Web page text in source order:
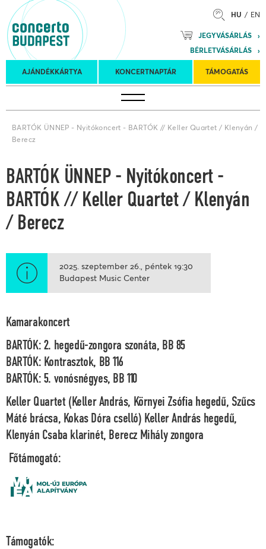
HU EN
JEGYVÁSÁRLÁS
BÉRLETVÁSÁRLÁS
AJÁNDÉKKÁRTYA KONCERTNAPTÁR TÁMOGATÁS
Koncertnaptár
turnék
Kulturális
Program
Felkéréses
koncertek
BARTÓK ÜNNEP - Nyitókoncert - BARTÓK // Keller Quartet / Klenyán /
Berecz
BARTÓK ÜNNEP - Nyitókoncert -
BARTÓK // Keller Quartet / Klenyán
/ Berecz
2025. szeptember 26. péntek 19:30
Budapest Music Center
Kamarakoncert
BARTÓK: 2. hegedű-zongora szonáta, BB 85
BARTÓK: Kontrasztok, BB 116
BARTÓK: 5. vonósnégyes, BB 110
Keller Quartet (Keller András, Környei Zsófia hegedű, Szűcs
Máté brácsa, Kokas Dóra cselló) Keller András hegedű,
Klenyán Csaba klarinét, Berecz Mihályzongora
Főtámogató:
Támogatók: